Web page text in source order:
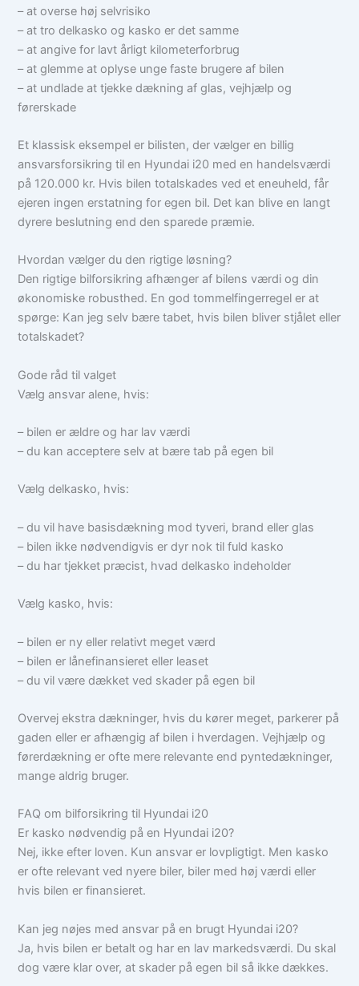
– at overse høj selvrisiko
– at tro delkasko og kasko er det samme
– at angive for lavt årligt kilometerforbrug
– at glemme at oplyse unge faste brugere af bilen
– at undlade at tjekke dækning af glas, vejhjælp og
førerskade
Et klassisk eksempel er bilisten, der vælger en billig
ansvarsforsikring til en Hyundai i20 med en handelsværdi
på 120.000 kr. Hvis bilen totalskades ved et eneuheld, får
ejeren ingen erstatning for egen bil. Det kan blive en langt
dyrere beslutning end den sparede præmie.
Hvordan vælger du den rigtige løsning?
Den rigtige bilforsikring afhænger af bilens værdi og din
økonomiske robusthed. En god tommelfingerregel er at
spørge: Kan jeg selv bære tabet, hvis bilen bliver stjålet eller
totalskadet?
Gode råd til valget
Vælg ansvar alene, hvis:
– bilen er ældre og har lav værdi
– du kan acceptere selv at bære tab på egen bil
Vælg delkasko, hvis:
– du vil have basisdækning mod tyveri, brand eller glas
– bilen ikke nødvendigvis er dyr nok til fuld kasko
– du har tjekket præcist, hvad delkasko indeholder
Vælg kasko, hvis:
– bilen er ny eller relativt meget værd
– bilen er lånefinansieret eller leaset
– du vil være dækket ved skader på egen bil
Overvej ekstra dækninger, hvis du kører meget, parkerer på
gaden eller er afhængig af bilen i hverdagen. Vejhjælp og
førerdækning er ofte mere relevante end pyntedækninger,
mange aldrig bruger.
FAQ om bilforsikring til Hyundai i20
Er kasko nødvendig på en Hyundai i20?
Nej, ikke efter loven. Kun ansvar er lovpligtigt. Men kasko
er ofte relevant ved nyere biler, biler med høj værdi eller
hvis bilen er finansieret.
Kan jeg nøjes med ansvar på en brugt Hyundai i20?
Ja, hvis bilen er betalt og har en lav markedsværdi. Du skal
dog være klar over, at skader på egen bil så ikke dækkes.